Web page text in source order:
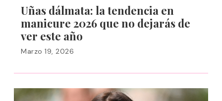
Uñas dálmata: la tendencia en
manicure 2026 que no dejarás de
ver este año
Marzo 19, 2026